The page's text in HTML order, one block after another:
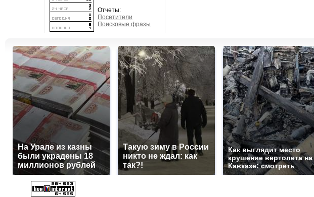
Отчеты:
Посетители
Поисковые фразы
На Урале из казны
были украдены 18
миллионов рублей
Такую зиму в России
никто не ждал: как
так?!
Как выглядит место
крушение вертолета на
Кавказе: смотреть